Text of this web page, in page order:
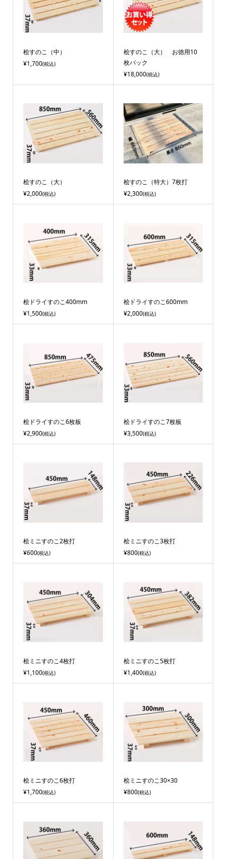
桧すのこ（中）
¥1,700(税込)
桧すのこ（大） お徳用10
枚パック
¥18,000(税込)
桧すのこ（大）
¥2,000(税込)
桧すのこ（特大）7枚打
¥2,300(税込)
桧ドライすのこ400mm
¥1,500(税込)
桧ドライすのこ600mm
¥2,000(税込)
桧ドライすのこ6枚板
¥2,900(税込)
桧ドライすのこ7枚板
¥3,500(税込)
桧ミニすのこ2枚打
¥600(税込)
桧ミニすのこ3枚打
¥800(税込)
桧ミニすのこ4枚打
¥1,100(税込)
桧ミニすのこ5枚打
¥1,400(税込)
桧ミニすのこ6枚打
¥1,700(税込)
桧ミニすのこ30×30
¥800(税込)